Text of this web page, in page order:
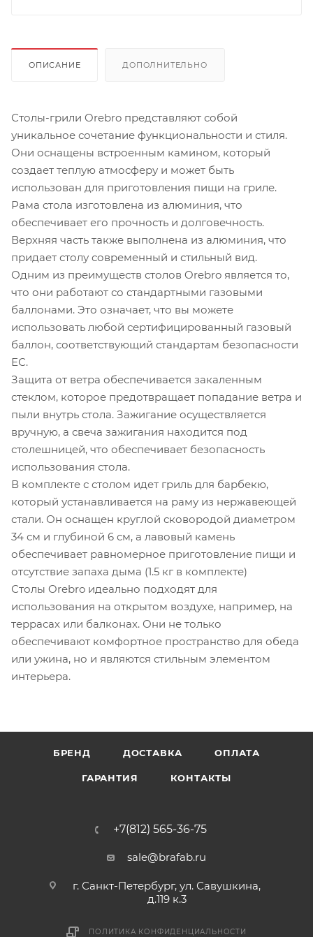
ОПИСАНИЕ ДОПОЛНИТЕЛЬНО
Столы-грили Orebro представляют собой
уникальное сочетание функциональности и стиля.
Они оснащены встроенным камином, который
создает теплую атмосферу и может быть
использован для приготовления пищи на гриле.
Рама стола изготовлена из алюминия, что
обеспечивает его прочность и долговечность.
Верхняя часть также выполнена из алюминия, что
придает столу современный и стильный вид.
Одним из преимуществ столов Orebro является то,
что они работают со стандартными газовыми
баллонами. Это означает, что вы можете
использовать любой сертифицированный газовый
баллон, соответствующий стандартам безопасности
ЕС.
Защита от ветра обеспечивается закаленным
стеклом, которое предотвращает попадание ветра и
пыли внутрь стола. Зажигание осуществляется
вручную, а свеча зажигания находится под
столешницей, что обеспечивает безопасность
использования стола.
В комплекте с столом идет гриль для барбекю,
который устанавливается на раму из нержавеющей
стали. Он оснащен круглой сковородой диаметром
34 см и глубиной 6 см, а лавовый камень
обеспечивает равномерное приготовление пищи и
отсутствие запаха дыма (1.5 кг в комплекте)
Столы Orebro идеально подходят для
использования на открытом воздухе, например, на
террасах или балконах. Они не только
обеспечивают комфортное пространство для обеда
или ужина, но и являются стильным элементом
интерьера.
БРЕНД ДОСТАВКА ОПЛАТА
ГАРАНТИЯ КОНТАКТЫ
+7(812) 565-36-75
sale@brafab.ru
г. Санкт-Петербург, ул. Савушкина,
д.119 к.3
ПОЛИТИКА КОНФИДЕНЦИАЛЬНОСТИ